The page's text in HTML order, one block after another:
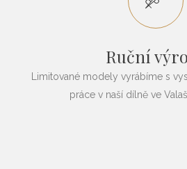
Ruční
Limitované modely vyrábíme s
práce v naší dílně ve